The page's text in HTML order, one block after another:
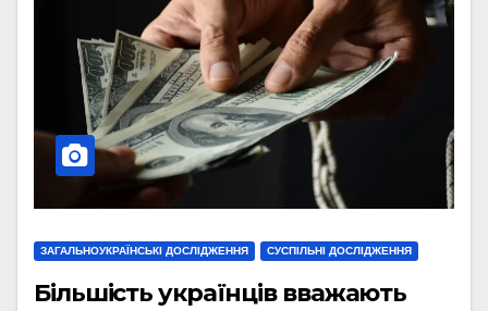
ЗАГАЛЬНОУКРАЇНСЬКІ ДОСЛІДЖЕННЯ СУСПІЛЬНІ ДОСЛІДЖЕННЯ
Більшість українців вважають